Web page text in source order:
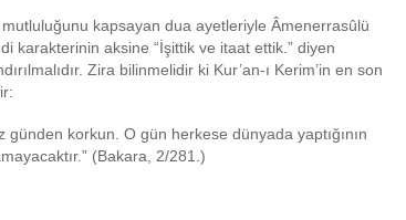
kapsayan dua ayetleriyle Âmenerrasûlü
karakterinin aksine “İşittik ve itaat ettik.” diyen
Zira bilinmelidir ki Kur’an-ı Kerim’in en son
günden korkun. O gün herkese dünyada yaptığının
(Bakara, 2/281.)